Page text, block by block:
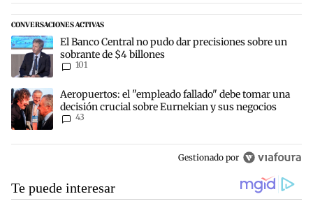
CONVERSACIONES ACTIVAS
Este listado muestra los artículos con más comentarios en los
Un artículo de tendencia con el título "El Banco Central no pudo
El Banco Central no pudo dar precisiones sobre un
sobrante de $4 billones
101
Un artículo de tendencia con el título "Aeropuertos: el "empleado
Aeropuertos: el "empleado fallado" debe tomar una
decisión crucial sobre Eurnekian y sus negocios
43
Gestionado por